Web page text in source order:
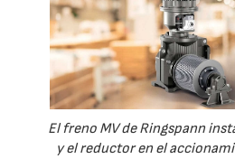
El freno MV de Ringspann
y el reductor en el